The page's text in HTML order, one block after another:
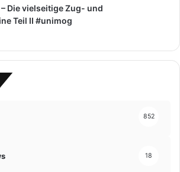
Die vielseitige Zug- und
Teil II #unimog
852
18